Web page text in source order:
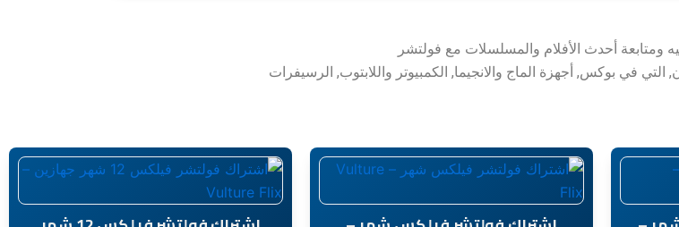
ومتابعة أحدث الأفلام والمسلسلات مع فولتشر
التي في بوكس, أجهزة الماج والانجيما, الكمبيوتر واللابتوب, الرسيفرات